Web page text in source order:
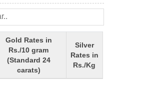
Gold Rates in
Rs./10 gram
(Standard 24
carats)
Silver
Rates in
Rs./Kg